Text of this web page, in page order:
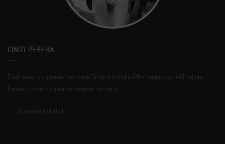
CINDY PEREIRA
C'est avec une grande fierté que Cindy s'installe à Bertrange pour officialiser
l'ouverture de son premier cabinet dentaire.
Luxedentalclinic.lu